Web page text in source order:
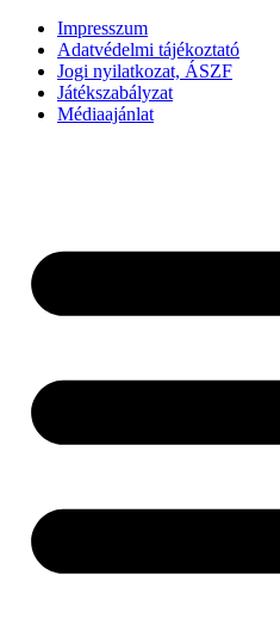
Impresszum
Adatvédelmi tájékoztató
Jogi nyilatkozat, ÁSZF
Játékszabályzat
Médiaajánlat